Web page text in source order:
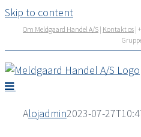
Skip to content
Om Meldgaard Handel A/S | Kontakt os |
Alojadmin2023-07-